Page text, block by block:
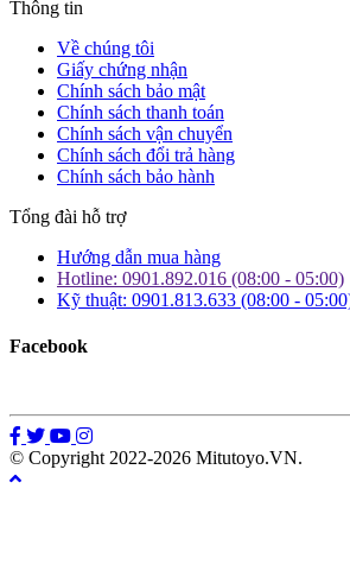
Thông tin
Về chúng tôi
Giấy chứng nhận
Chính sách bảo mật
Chính sách thanh toán
Chính sách vận chuyển
Chính sách đổi trả hàng
Chính sách bảo hành
Tổng đài hỗ trợ
Hướng dẫn mua hàng
Hotline: 0901.892.016 (08:00 - 05:00)
Kỹ thuật: 0901.813.633 (08:00 -
Facebook
© Copyright 2022-2026 Mitutoyo.VN.